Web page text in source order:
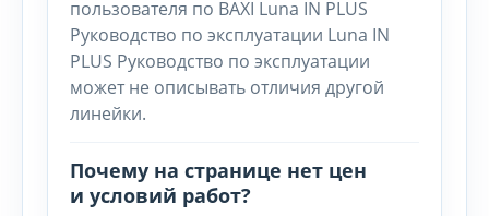
пользователя по BAXI Luna IN PLUS
Руководство по эксплуатации Luna IN
PLUS Руководство по эксплуатации
может не описывать отличия другой
линейки.
Почему на странице нет цен
и условий работ?